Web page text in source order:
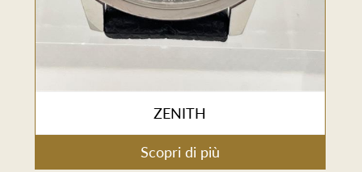
ZENITH
Scopri di più